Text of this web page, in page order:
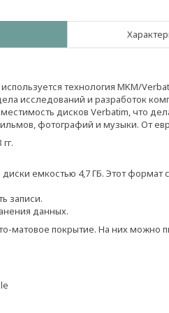
используется технология MKM/
исследований и разработок
дисков Verbatim, что
фотографий и музыки. От
емкостью 4,7 ГБ. Этот формат
записи.
данных.
матовое покрытие. На них можно